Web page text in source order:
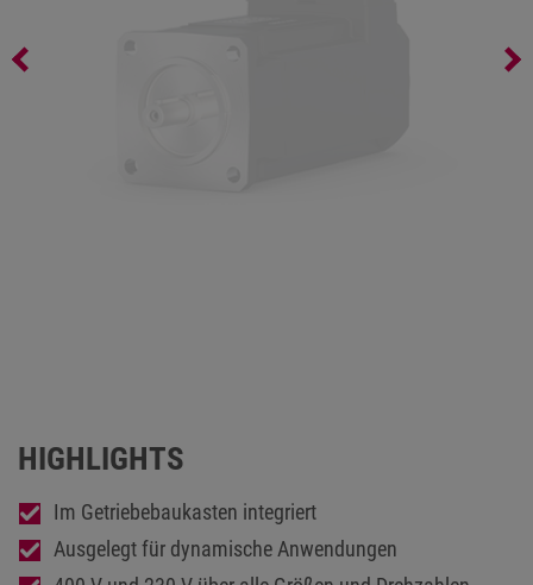
HIGHLIGHTS
Im Getriebebaukasten integriert
Ausgelegt für dynamische Anwendungen